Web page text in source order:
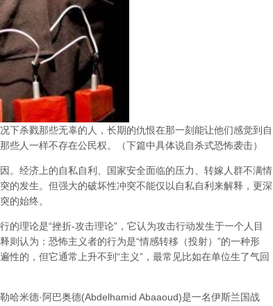
下杀戮那些无辜的人，长期的仇恨在那一刻能让他们感觉到自
些人一样不存在公民权。（下篇中具体说自杀式恐怖袭击）
。经济上的自私自利、国家安全面临的压力、转嫁人群不满情
的发生。但强大的破坏性冲突不能仅以自私自利来解释，更深
的始终。
的理论是“挫折-攻击理论”，它认为攻击行动发生于一个人目
则认为：恐怖主义者的行为是“情感转移（投射）”的一种形
性的，但它通常上升不到“主义”，最常见比如在单位生了气回
哈米德·阿巴奥德(Abdelhamid Abaaoud)是一名伊斯兰国战